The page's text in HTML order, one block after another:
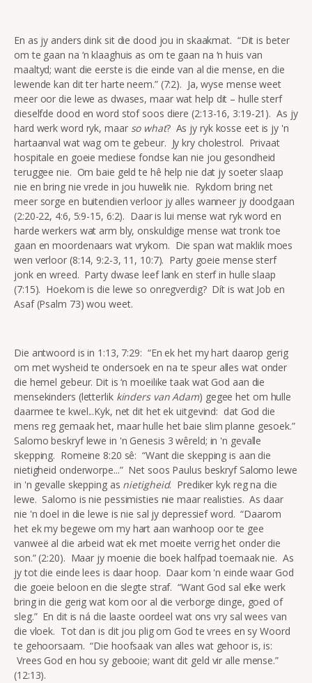
En as jy anders dink sit die dood jou in skaakmat. “Dit is beter
om te gaan na ‘n klaaghuis as om te gaan na ‘n huis van
maaltyd; want die eerste is die einde van al die mense, en die
lewende kan dit ter harte neem.” (7:2). Ja, wyse mense weet
meer oor die lewe as dwases, maar wat help dit – hulle sterf
dieselfde dood en word stof soos diere (2:13-16, 3:19-21). As jy
hard werk word ryk, maar so what? As jy ryk kosse eet is jy 'n
hartaanval wat wag om te gebeur. Jy kry cholestrol. Privaat
hospitale en goeie mediese fondse kan nie jou gesondheid
teruggee nie. Om baie geld te hê help nie dat jy soeter slaap
nie en bring nie vrede in jou huwelik nie. Rykdom bring net
meer sorge en buitendien verloor jy alles wanneer jy doodgaan
(2:20-22, 4:6, 5:9-15, 6:2). Daar is lui mense wat ryk word en
harde werkers wat arm bly, onskuldige mense wat tronk toe
gaan en moordenaars wat vrykom. Die span wat maklik moes
wen verloor (8:14, 9:2-3, 11, 10:7). Party goeie mense sterf
jonk en wreed. Party dwase leef lank en sterf in hulle slaap
(7:15). Hoekom is die lewe so onregverdig? Dít is wat Job en
Asaf (Psalm 73) wou weet.
Die antwoord is in 1:13, 7:29: “En ek het my hart daarop gerig
om met wysheid te ondersoek en na te speur alles wat onder
die hemel gebeur. Dit is ‘n moeilike taak wat God aan die
mensekinders (letterlik kinders van Adam) gegee het om hulle
daarmee te kwel...Kyk, net dit het ek uitgevind: dat God die
mens reg gemaak het, maar hulle het baie slim planne gesoek.”
Salomo beskryf lewe in 'n Genesis 3 wêreld; in 'n gevalle
skepping. Romeine 8:20 sê: “Want die skepping is aan die
nietigheid onderworpe...” Net soos Paulus beskryf Salomo lewe
in 'n gevalle skepping as nietigheid. Prediker kyk reg na die
lewe. Salomo is nie pessimisties nie maar realisties. As daar
nie 'n doel in die lewe is nie sal jy depressief word. “Daarom
het ek my begewe om my hart aan wanhoop oor te gee
vanweë al die arbeid wat ek met moeite verrig het onder die
son.” (2:20). Maar jy moenie die boek halfpad toemaak nie. As
jy tot die einde lees is daar hoop. Daar kom 'n einde waar God
die goeie beloon en die slegte straf. “Want God sal elke werk
bring in die gerig wat kom oor al die verborge dinge, goed of
sleg.” En dit is ná die laaste oordeel wat ons vry sal wees van
die vloek. Tot dan is dit jou plig om God te vrees en sy Woord
te gehoorsaam. “Die hoofsaak van alles wat gehoor is, is:
Vrees God en hou sy gebooie; want dit geld vir alle mense.”
(12:13).